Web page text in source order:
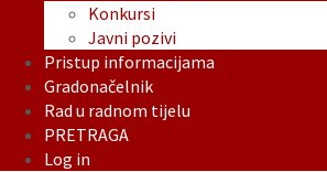
Konkursi
Javni pozivi
Pristup informacijama
Gradonačelnik
Rad u radnom tijelu
PRETRAGA
Log in